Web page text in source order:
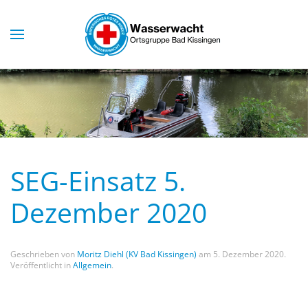
Skip to main content
SEG-Einsatz 5.
Dezember 2020
Geschrieben von Moritz Diehl (KV Bad Kissingen) am 5. Dezember 2020.
Veröffentlicht inAllgemein.